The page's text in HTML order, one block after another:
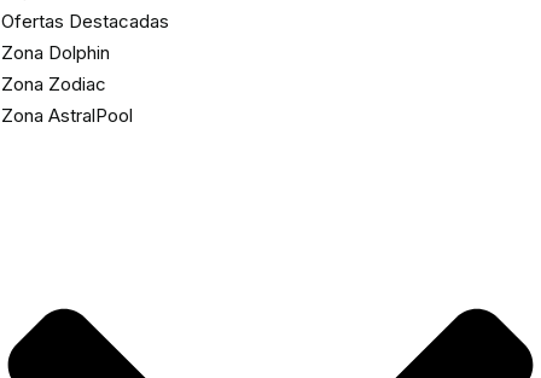
Ofertas Destacadas
Zona Dolphin
Zona Zodiac
Zona AstralPool